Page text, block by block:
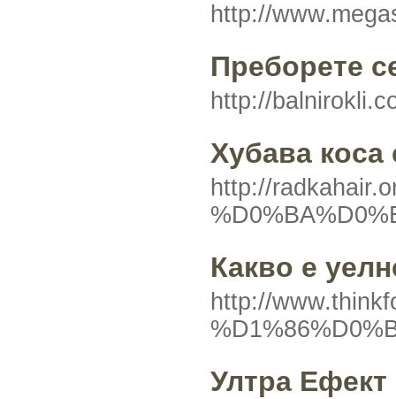
http://
Преборете
http://
Хубава коса
http://
Какво е
http://
Ултра Ефект